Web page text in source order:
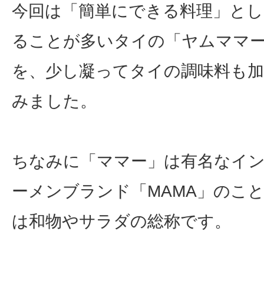
今回は「簡単にできる料理」と
ることが多いタイの「ヤムママ
を、少し凝ってタイの調味料も
みました。
ちなみに「ママー」は有名なイ
ーメンブランド「MAMA」のこ
は和物やサラダの総称です。